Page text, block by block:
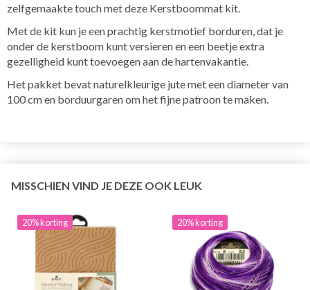
zelfgemaakte touch met deze Kerstboommat kit.
Met de kit kun je een prachtig kerstmotief borduren, dat je
onder de kerstboom kunt versieren en een beetje extra
gezelligheid kunt toevoegen aan de hartenvakantie.
Het pakket bevat naturelkleurige jute met een diameter van
100 cm en borduurgaren om het fijne patroon te maken.
MISSCHIEN VIND JE DEZE OOK LEUK
20% korting 20% korting